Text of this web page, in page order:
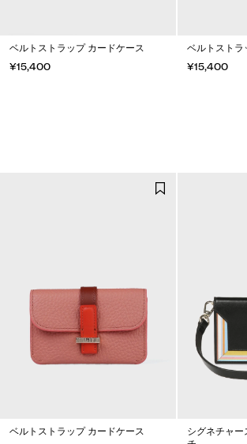
ベルトストラップ カードケース
¥15,400
ベルトストラ
¥15,400
ベルトストラップ カードケース
シグネチャー